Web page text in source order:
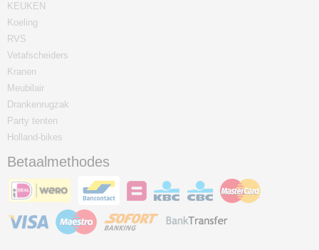
KEUKEN
Koeling
RVS
Vetafscheiders
Kranen
Meubilair
Drankenrugzak
Party tenten
Holland-bikes
Betaalmethodes